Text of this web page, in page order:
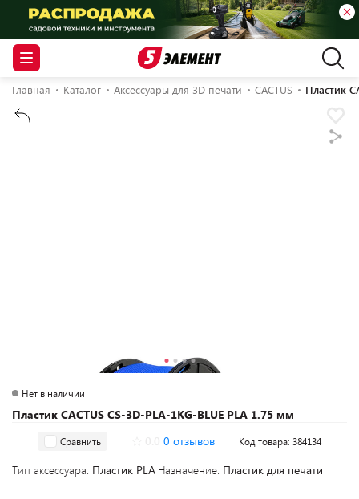
Главная Каталог Аксессуары для 3D печати CACTUS Пластик
Пластик CACTUS CS-3D-PLA-1KG-BLUE PLA 1.75 мм
Нет в наличии
Сравнить 0 отзывов Код товара: 384134
Тип аксессуара: Пластик PLA Назначение: Пластик для печати